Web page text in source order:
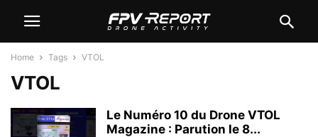
Home Tags VTOL
VTOL
Le Numéro 10 du Drone VTOL
Magazine : Parution le 8...